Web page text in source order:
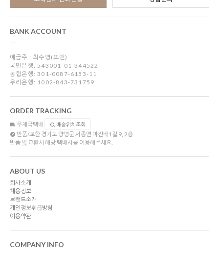
BANK ACCOUNT
예금주 : 최수영(뜨앤)
국민은행: 543001-01-344522
농협은행: 301-0087-6153-11
우리은행: 1002-843-731759
ORDER TRACKING
우체국택배 배송위치조회
반품/교환 경기도 양평군 서종면 마진배1길 9, 2층
반품 및 교환시 해당 택배사를 이용해주세요.
ABOUT US
회사소개
채용정보
브랜드소개
개인정보취급방침
이용약관
COMPANY INFO